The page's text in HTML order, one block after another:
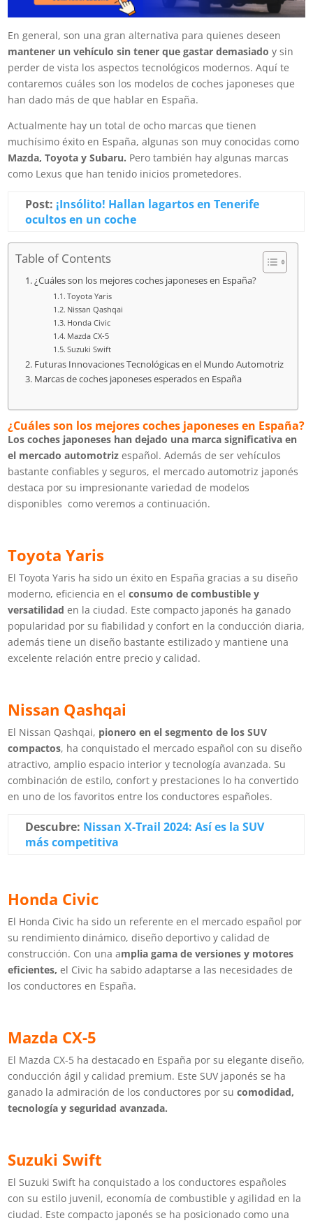
En general, son una gran alternativa para quienes deseen
mantener un vehículo sin tener que gastar demasiado y sin
perder de vista los aspectos tecnológicos modernos. Aquí te
contaremos cuáles son los modelos de coches japoneses que
han dado más de que hablar en España.
Actualmente hay un total de ocho marcas que tienen
muchísimo éxito en España, algunas son muy conocidas como
Mazda, Toyota y Subaru. Pero también hay algunas marcas
como Lexus que han tenido inicios prometedores.
Post: ¡Insólito! Hallan lagartos en Tenerife
ocultos en un coche
Table of Contents
¿Cuáles son los mejores coches japoneses en España?
Toyota Yaris
Nissan Qashqai
Honda Civic
Mazda CX-5
Suzuki Swift
Futuras Innovaciones Tecnológicas en el Mundo Automotriz
Marcas de coches japoneses esperados en España
¿Cuáles son los mejores coches japoneses en España?
Los coches japoneses han dejado una marca significativa en
el mercado automotrizespañol. Además de ser vehículos
bastante confiables y seguros, el mercado automotriz japonés
destaca por su impresionante variedad de modelos
disponibles como veremos a continuación.
Toyota Yaris
El Toyota Yaris ha sido un éxito en España gracias a su diseño
moderno, eficiencia en elconsumo de combustible y
versatilidad en la ciudad. Este compacto japonés ha ganado
popularidad por su fiabilidad y confort en la conducción diaria,
además tiene un diseño bastante estilizado y mantiene una
excelente relación entre precio y calidad.
Nissan Qashqai
El Nissan Qashqai, pionero en el segmento de los SUV
compactos, ha conquistado el mercado español con su diseño
atractivo, amplio espacio interior y tecnología avanzada. Su
combinación de estilo, confort y prestaciones lo ha convertido
en uno de los favoritos entre los conductores españoles.
Descubre: Nissan X-Trail 2024: Así es la SUV
más competitiva
Honda Civic
El Honda Civic ha sido un referente en el mercado español por
su rendimiento dinámico, diseño deportivo y calidad de
construcción. Con una amplia gama de versiones y motores
eficientes,el Civic ha sabido adaptarse a las necesidades de
los conductores en España.
Mazda CX-5
El Mazda CX-5 ha destacado en España por su elegante diseño,
conducción ágil y calidad premium. Este SUV japonés se ha
ganado la admiración de los conductores por sucomodidad,
tecnología y seguridad avanzada.
Suzuki Swift
El Suzuki Swift ha conquistado a los conductores españoles
con su estilo juvenil, economía de combustible y agilidad en la
ciudad. Este compacto japonés se ha posicionado como una